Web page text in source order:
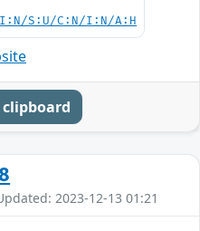
S:U/C:N/I:N/A:H
clipboard
2023-12-13 01:21